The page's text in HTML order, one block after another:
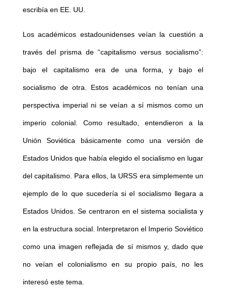
escribía en EE. UU.
Los académicos estadounidenses veían la cuestión a
través del prisma de “capitalismo versus socialismo”:
bajo el capitalismo era de una forma, y bajo el
socialismo de otra. Estos académicos no tenían una
perspectiva imperial ni se veían a sí mismos como un
imperio colonial. Como resultado, entendieron a la
Unión Soviética básicamente como una versión de
Estados Unidos que había elegido el socialismo en lugar
del capitalismo. Para ellos, la URSS era simplemente un
ejemplo de lo que sucedería si el socialismo llegara a
Estados Unidos. Se centraron en el sistema socialista y
en la estructura social. Interpretaron el Imperio Soviético
como una imagen reflejada de sí mismos y, dado que
no veían el colonialismo en su propio país, no les
interesó este tema.